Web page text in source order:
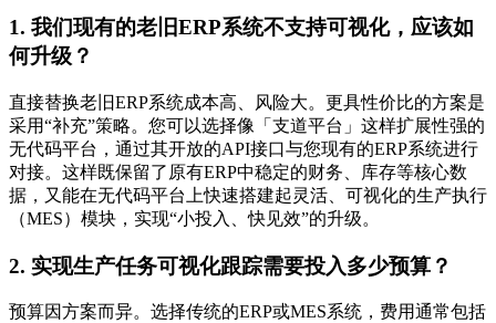
1. 我们现有的老旧ERP系统不支持可视化，应该如
何升级？
直接替换老旧ERP系统成本高、风险大。更具性价比的方案是
采用“补充”策略。您可以选择像「支道平台」这样扩展性强的
无代码平台，通过其开放的API接口与您现有的ERP系统进行
对接。这样既保留了原有ERP中稳定的财务、库存等核心数
据，又能在无代码平台上快速搭建起灵活、可视化的生产执行
（MES）模块，实现“小投入、快见效”的升级。
2. 实现生产任务可视化跟踪需要投入多少预算？
预算因方案而异。选择传统的ERP或MES系统，费用通常包括